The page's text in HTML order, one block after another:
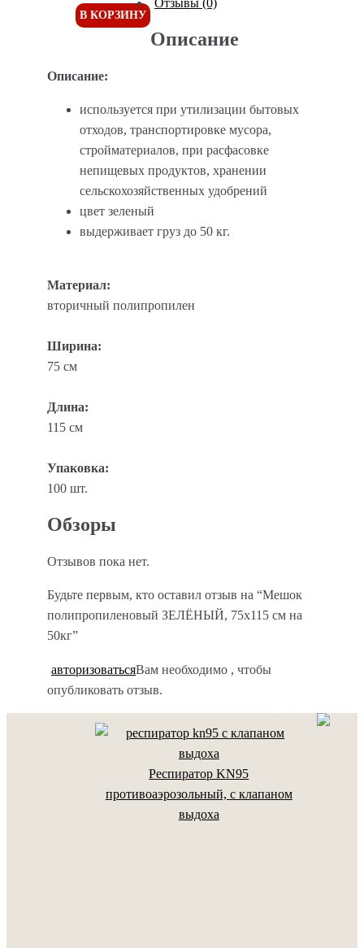
В КОРЗИНУ
Отзывы (0)
Описание
Описание:
используется при утилизации бытовых
отходов, транспортировке мусора,
стройматериалов, при расфасовке
непищевых продуктов, хранении
сельскохозяйственных удобрений
цвет зеленый
выдерживает груз до 50 кг.
Материал:
вторичный полипропилен
Ширина:
75 cм
Длина:
115 cм
Упаковка:
100 шт.
Обзоры
Отзывов пока нет.
Будьте первым, кто оставил отзыв на “Мешок
полипропиленовый ЗЕЛЁНЫЙ, 75х115 см на
50кг”
Вам необходимо
авторизоваться
, чтобы
опубликовать отзыв.
Респиратор KN95
противоаэрозольный, с клапаном
выдоха